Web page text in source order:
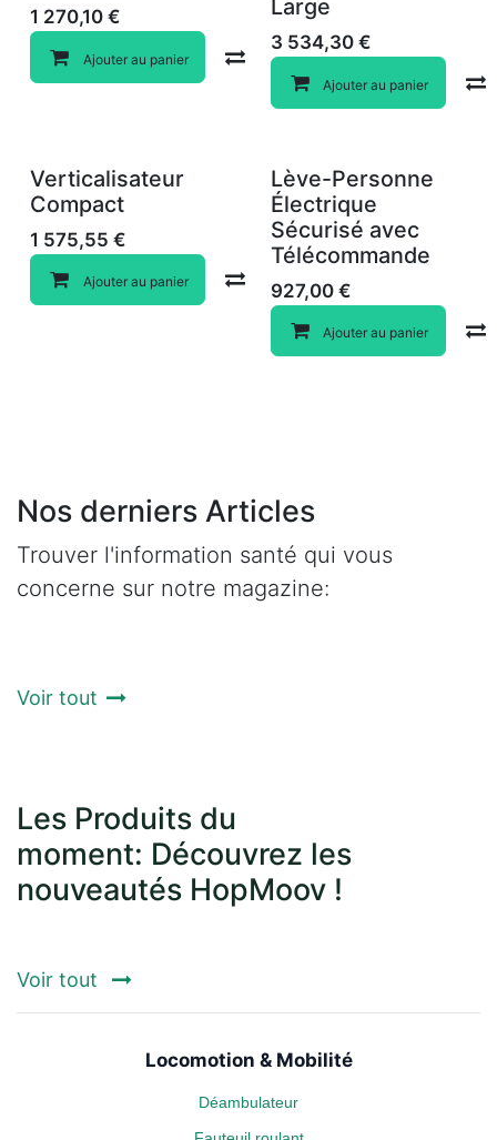
1 270,10 €
Ajouter au panier Compare
Large
3 534,30€
Ajouter au panier
Verticalisateur
Compact
1 575,55 €
Ajouter au panier Compare
Lève-Personne
Électrique
Sécurisé avec
Télécommande
927,00€
Ajouter au panier
Nos derniers Articles
Trouver l'information santé qui vous
concerne sur notre magazine:
Voir tout
Les Produits du
moment: Découvrez les
nouveautés HopMoov !
Voir tout
Locomotion & Mobilité
Déambulateur